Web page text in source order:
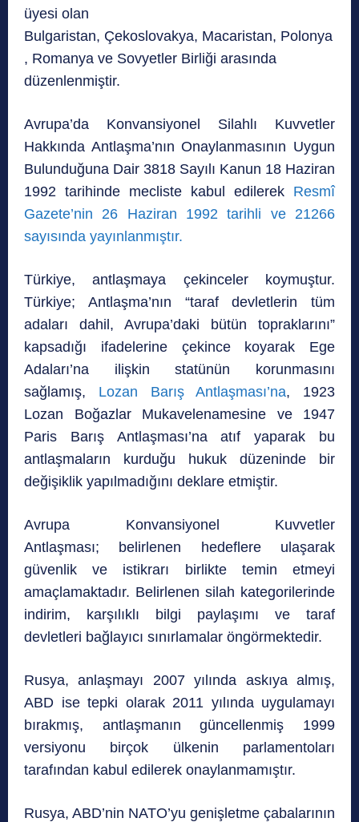
üyesi olan
Bulgaristan, Çekoslovakya, Macaristan, Polonya
, Romanya ve Sovyetler Birliği arasında
düzenlenmiştir.
Avrupa’da Konvansiyonel Silahlı Kuvvetler
Hakkında Antlaşma’nın Onaylanmasının Uygun
Bulunduğuna Dair 3818 Sayılı Kanun 18 Haziran
1992 tarihinde mecliste kabul edilerek Resmî
Gazete’nin 26 Haziran 1992 tarihli ve 21266
sayısında yayınlanmıştır.
Türkiye, antlaşmaya çekinceler koymuştur.
Türkiye; Antlaşma’nın “taraf devletlerin tüm
adaları dahil, Avrupa’daki bütün topraklarını”
kapsadığı ifadelerine çekince koyarak Ege
Adaları’na ilişkin statünün korunmasını
sağlamış, Lozan Barış Antlaşması’na, 1923
Lozan Boğazlar Mukavelenamesine ve 1947
Paris Barış Antlaşması’na atıf yaparak bu
antlaşmaların kurduğu hukuk düzeninde bir
değişiklik yapılmadığını deklare etmiştir.
Avrupa Konvansiyonel Kuvvetler
Antlaşması; belirlenen hedeflere ulaşarak
güvenlik ve istikrarı birlikte temin etmeyi
amaçlamaktadır. Belirlenen silah kategorilerinde
indirim, karşılıklı bilgi paylaşımı ve taraf
devletleri bağlayıcı sınırlamalar öngörmektedir.
Rusya, anlaşmayı 2007 yılında askıya almış,
ABD ise tepki olarak 2011 yılında uygulamayı
bırakmış, antlaşmanın güncellenmiş 1999
versiyonu birçok ülkenin parlamentoları
tarafından kabul edilerek onaylanmamıştır.
Rusya, ABD’nin NATO’yu genişletme çabalarının